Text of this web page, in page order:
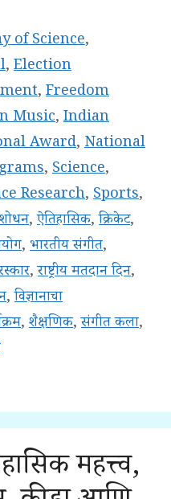
of Science,
, Election
, Freedom
Music, Indian
Award, National
, Science,
Research, Sports,
,ऐतिहासिक,क्रिकेट,
, भारतीय संगीत,
,राष्ट्रीय मतदान दिन,
,विज्ञानाचा
, शैक्षणिक,संगीत कला,
महत्त्व,